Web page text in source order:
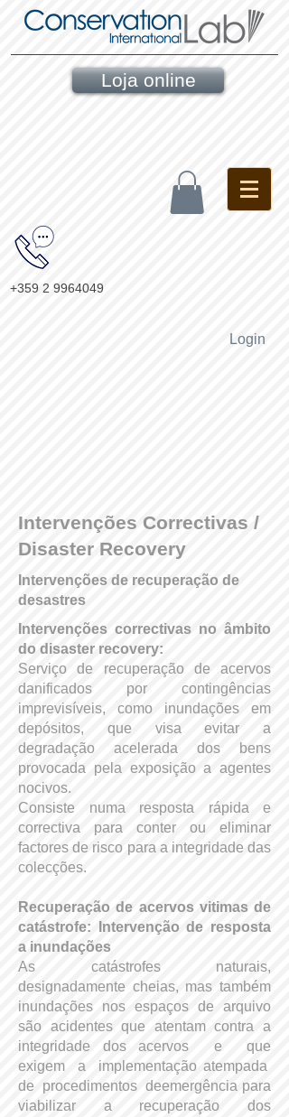
Loja online
+359 2 9964049
Login
Intervenções Correctivas /
Disaster Recovery
Intervenções de recuperação de
desastres
Intervenções correctivas no âmbito
do disaster recovery:
Serviço de recuperação de acervos
danificados por contingências
imprevisíveis, como inundações em
depósitos, que visa evitar a
degradação acelerada dos bens
provocada pela exposição a agentes
nocivos.
Consiste numa resposta rápida e
correctiva para conter ou eliminar
factores de risco para a integridade das
colecções.
Recuperação de acervos vitimas de
catástrofe: Intervenção de resposta
a inundações
As catástrofes naturais,
designadamente cheias, mas também
inundações nos espaços de arquivo
são acidentes que atentam contra a
integridade dos acervos e que
exigem a implementação atempada
de procedimentos deemergência para
viabilizar a recuperação dos